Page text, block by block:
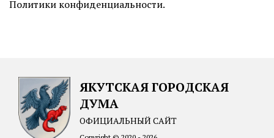
Политики конфиденциальности.
ЯКУТСКАЯ ГОРОДСКАЯ
ДУМА
ОФИЦИАЛЬНЫЙ САЙТ